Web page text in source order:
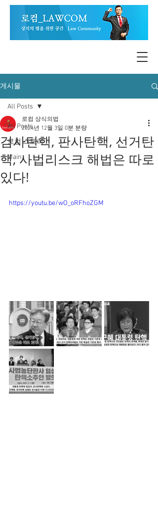
게시물
All Posts
로컴 스토리
Main
All Posts
검사탄핵, 판사탄핵, 선거탄
핵, 사법리스크 해법은 따로
있다!
로컴 상식의법
2024년 12월 3일 0분 분량
https://youtu.be/wO_oRFhoZGM